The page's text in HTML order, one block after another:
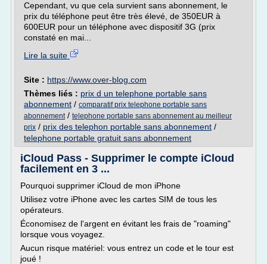
Cependant, vu que cela survient sans abonnement, le
prix du téléphone peut être très élevé, de 350EUR à
600EUR pour un téléphone avec dispositif 3G (prix
constaté en mai...
Lire la suite
Site : https://www.over-blog.com
Thèmes liés : prix d un telephone portable sans
abonnement / comparatif prix telephone portable sans
abonnement/ telephone portable sans abonnement au meilleur
prix / prix des telephon portable sans abonnement /
telephone portable gratuit sans abonnement
iCloud Pass - Supprimer le compte iCloud
facilement en 3 ...
Pourquoi supprimer iCloud de mon iPhone
Utilisez votre iPhone avec les cartes SIM de tous les
opérateurs.
Économisez de l'argent en évitant les frais de "roaming"
lorsque vous voyagez.
Aucun risque matériel: vous entrez un code et le tour est
joué !